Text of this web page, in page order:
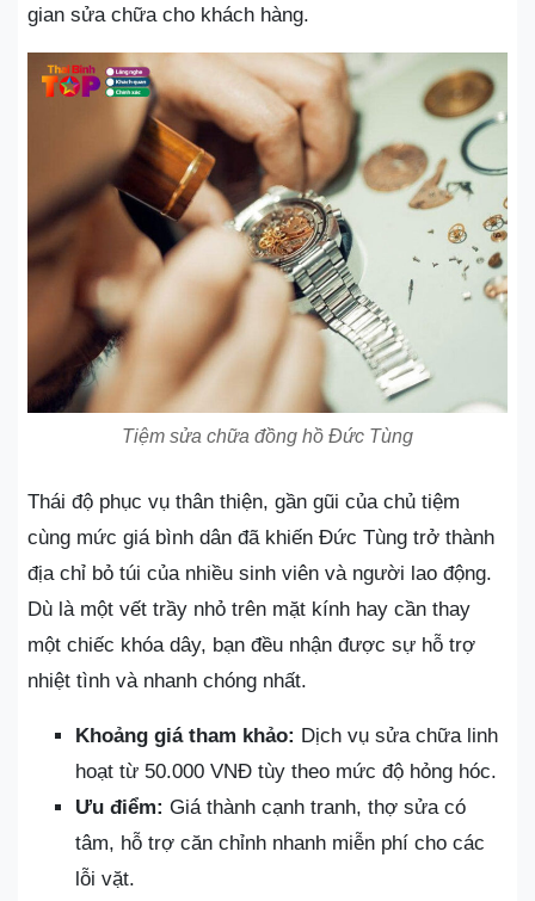
gian sửa chữa cho khách hàng.
Tiệm sửa chữa đồng hồ Đức Tùng
Thái độ phục vụ thân thiện, gần gũi của chủ tiệm
cùng mức giá bình dân đã khiến Đức Tùng trở thành
địa chỉ bỏ túi của nhiều sinh viên và người lao động.
Dù là một vết trầy nhỏ trên mặt kính hay cần thay
một chiếc khóa dây, bạn đều nhận được sự hỗ trợ
nhiệt tình và nhanh chóng nhất.
Khoảng giá tham khảo: Dịch vụ sửa chữa linh
hoạt từ 50.000 VNĐ tùy theo mức độ hỏng hóc.
Ưu điểm: Giá thành cạnh tranh, thợ sửa có
tâm, hỗ trợ căn chỉnh nhanh miễn phí cho các
lỗi vặt.